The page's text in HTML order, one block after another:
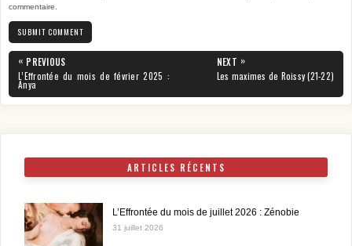
commentaire.
Navigation
de
l’article
« PREVIOUS
PREVIOUS
POST:
L’Effrontée du mois de février 2025 :
Anya
NEXT »
NEXT
POST:
Les maximes de Roissy (21-22)
ARTICLES RÉCENTS
L’Effrontée du mois de juillet 2026 : Zénobie
31 juillet 2026